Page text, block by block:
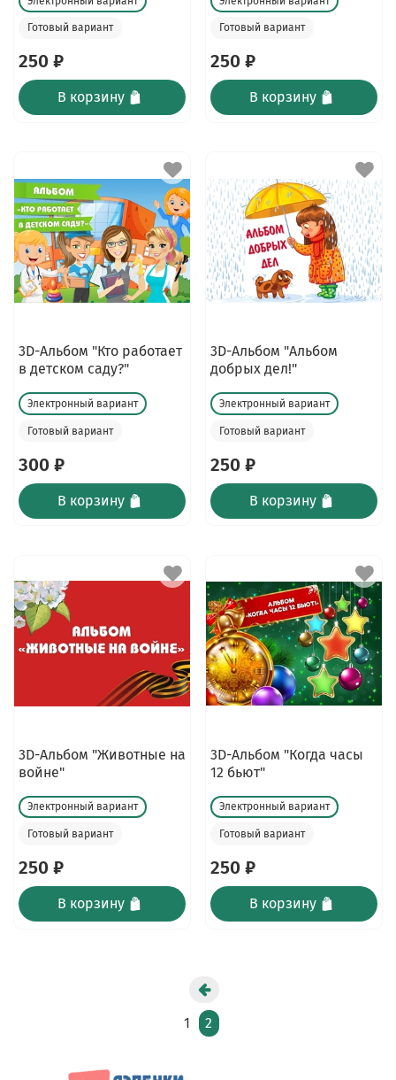
Готовый вариант
250 ₽
В корзину
Готовый вариант
250 ₽
В корзину
3D-Альбом "Кто работает
в детском саду?"
Электронный вариант
Готовый вариант
300 ₽
В корзину
3D-Альбом "Альбом
добрых дел!"
Электронный вариант
Готовый вариант
250 ₽
В корзину
3D-Альбом "Животные на
войне"
Электронный вариант
Готовый вариант
250 ₽
В корзину
3D-Альбом "Когда часы
12 бьют"
Электронный вариант
Готовый вариант
250 ₽
В корзину
1 2